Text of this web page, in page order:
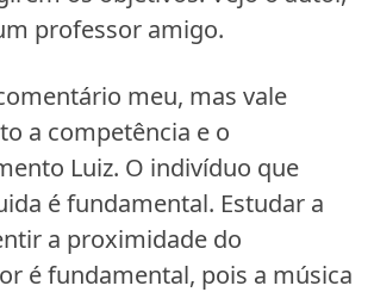
professor amigo.
meu, mas vale
a competência e o
Luiz. O indivíduo que
é fundamental. Estudar a
a proximidade do
é fundamental, pois a música